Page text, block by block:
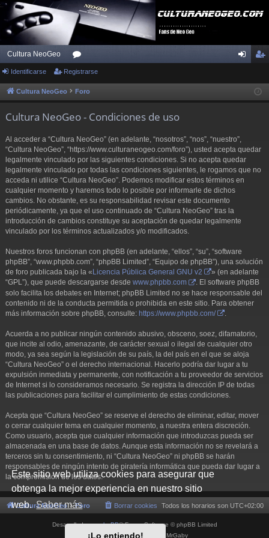
Este sitio web utiliza cookies para asegurar que
obtenga la mejor experiencia en nuestro sitio
web.Saber más
¡Lo entiendo!
Cultura NeoGeo
or
os
se
ist
Identificarse Registrarse
Cultura NeoGeo Foro
Cultura NeoGeo - Condiciones de uso
Al acceder a “Cultura NeoGeo” (en adelante, “nosotros”, “nos”, “nuestro”,
“Cultura NeoGeo”, “https://www.culturaneogeo.com/foro”), usted acepta quedar
legalmente vinculado por las siguientes condiciones. Si no acepta quedar
legalmente vinculado por todas las condiciones siguientes, le rogamos que no
acceda ni utilice “Cultura NeoGeo”. Podemos modificar estos términos en
cualquier momento y haremos todo lo posible por informarle de dichos
cambios. No obstante, es su responsabilidad revisar este documento
periódicamente, ya que el uso continuado de “Cultura NeoGeo” tras la
introducción de cambios constituye su aceptación de quedar legalmente
vinculado por los términos actualizados y/o modificados.
Nuestros foros funcionan con phpBB (en adelante, “ellos”, “su”, “software
phpBB”, “www.phpbb.com”, “phpBB Limited”, “Equipo de phpBB”), una solución
de foro publicada bajo la « Licencia Pública General GNU v2
» (en adelante
“GPL”), que puede descargarse desde www.phpbb.com
. El software phpBB
solo facilita los debates en Internet; phpBB Limited no se hace responsable del
contenido ni de la conducta permitida o prohibida en este sitio. Para obtener
más información sobre phpBB, consulte: https://www.phpbb.com/ .
Acuerda a no publicar ningún contenido abusivo, obsceno, soez, difamatorio,
que incite al odio, amenazante, de carácter sexual o ilegal de cualquier otro
modo, ya sea según la legislación de su país, la del país en el que se aloja
“Cultura NeoGeo” o el derecho internacional. Hacerlo podría dar lugar a tu
expulsión inmediata y permanente, con notificación a tu proveedor de servicios
de Internet si lo consideramos necesario. Se registra la dirección IP de todas
las publicaciones para facilitar el cumplimiento de estas condiciones.
Acepta que “Cultura NeoGeo” se reserve el derecho de eliminar, editar, mover
o cerrar cualquier tema en cualquier momento, a nuestra entera discreción.
Como usuario, acepta que cualquier información que introduzcas pueda ser
almacenada en una base de datos. Aunque esta información no se revelará a
terceros sin tu consentimiento, ni “Cultura NeoGeo” ni phpBB se harán
responsables de ningún intento de piratería informática que pueda dar lugar a
la compromisión de los datos.
Cultura NeoGeo Foro Todos los horarios son UTC+02:00
Borrar cookies
Desarrollado porphpBB® Forum Software © phpBB Limited
Style porArty- phpBB 3.3 por MrGaby